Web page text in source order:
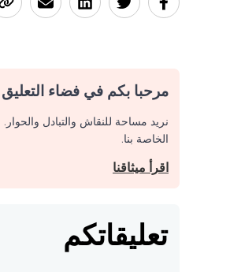
مرحبا بكم في فضاء التعليق
نريد مساحة للنقاش والتبادل
الخاصة بنا.
اقرأ ميثاقنا
تعليقاتكم